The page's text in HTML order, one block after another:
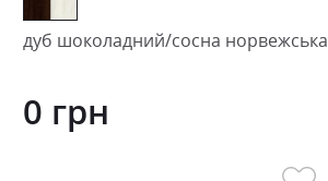
дуб шоколадний/сосна норвежська
0 грн